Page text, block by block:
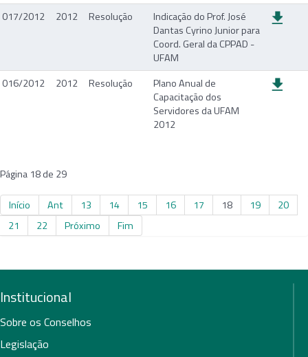
017/2012
2012 Resolução
Indicação do Prof. José
Dantas Cyrino Junior para
Coord. Geral da CPPAD -
UFAM
016/2012
2012 Resolução
Plano Anual de
Capacitação dos
Servidores da UFAM
2012
Página 18 de 29
Início Ant 13 14 15 16 17 18 19
20
21
22 Próximo Fim
Institucional
Sobre os Conselhos
Legislação